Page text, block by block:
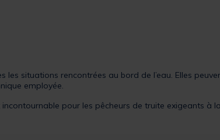
les situations rencontrées au bord de l’eau. Elles
employée.
pour les pêcheurs de truite exigeants à